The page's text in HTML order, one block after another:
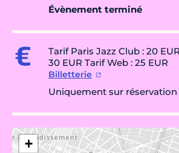
Évènement terminé
Tarif Paris Jazz Club : 20
30 EUR Tarif Web : 25 EUR
Billetterie
Uniquement sur réservation
+